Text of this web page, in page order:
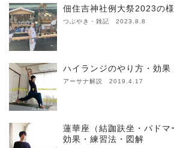
佃住吉神社例大祭2023の
つぶやき・雑記 2023.8.8
ハイランジのやり方・効果
アーサナ解説 2019.4.17
蓮華座（結跏趺坐・パドマ
効果・練習法・図解